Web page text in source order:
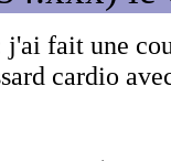
fait une
cardio